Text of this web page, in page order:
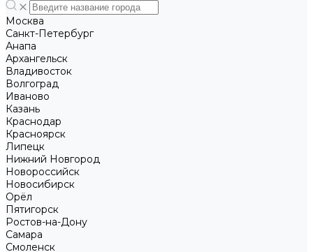
Москва
Санкт-Петербург
Анапа
Архангельск
Владивосток
Волгоград
Иваново
Казань
Краснодар
Красноярск
Липецк
Нижний Новгород
Новороссийск
Новосибирск
Орёл
Пятигорск
Ростов-на-Дону
Самара
Смоленск